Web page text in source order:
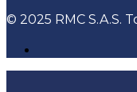
© 2025 RMC S.A.S.